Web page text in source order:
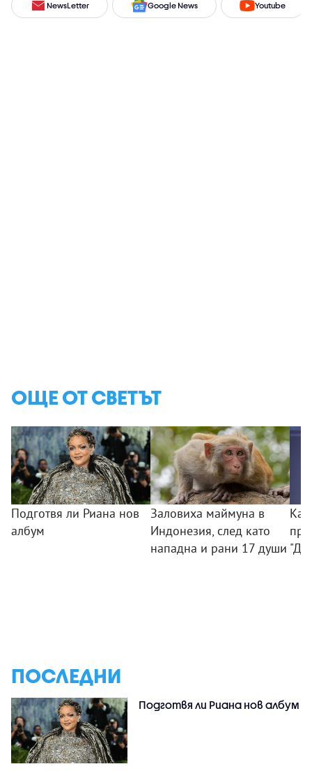
NewsLetter Google News Youtube
ОЩЕ ОТ СВЕТЪТ
Подготвя ли Риана нов
албум
Заловиха маймуна в
Индонезия, след като
нападна и рани 17 души
ПОСЛЕДНИ
Подготвя ли Риана нов албум